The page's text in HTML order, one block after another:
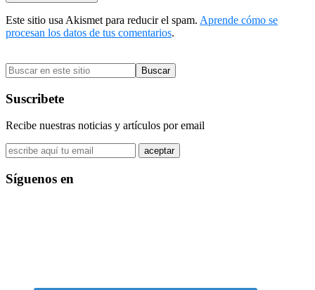
Este sitio usa Akismet para reducir el spam. Aprende cómo se
procesan los datos de tus comentarios.
Barra
lateral
primaria
Buscar
en
este
sitio
Suscribete
Recibe nuestras noticias y artículos por email
Síguenos en